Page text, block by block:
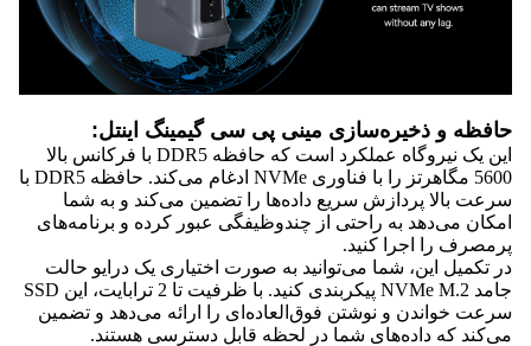
حافظه و ذخیره‌سازی مینی پی سی گیمینگ اینتل:
این یک نیروگاه عملکرد است که حافظه DDR5 با فرکانس بالا
5600 مگاهرتز را با فناوری NVMe ادغام می‌کند. حافظه DDR5 با
سرعت بالا پردازش سریع داده‌ها را تضمین می‌کند و به شما
امکان می‌دهد به راحتی از چندوظیفگی عبور کرده و برنامه‌های
پرمصرف را اجرا کنید.
در تکمیل این، شما می‌توانید به صورت اختیاری یک درایو حالت
جامد NVMe M.2 پیکربندی کنید. با ظرفیت تا 2 ترابایت، این SSD
سرعت خواندن و نوشتن فوق‌العاده‌ای را ارائه می‌دهد و تضمین
می‌کند که داده‌های شما در لحظه قابل دسترسی هستند.